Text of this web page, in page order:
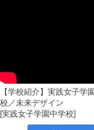
【学校紹介】実践女子学
校／未来デザイン
[実践女子学園中学校]